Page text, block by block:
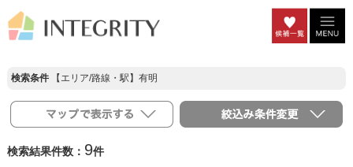
検索条件【エリア/路線・駅】有明
検索結果件数： 9件